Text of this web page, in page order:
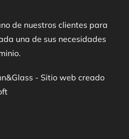
de nuestros clientes para
una de sus necesidades
- Sitio web creado